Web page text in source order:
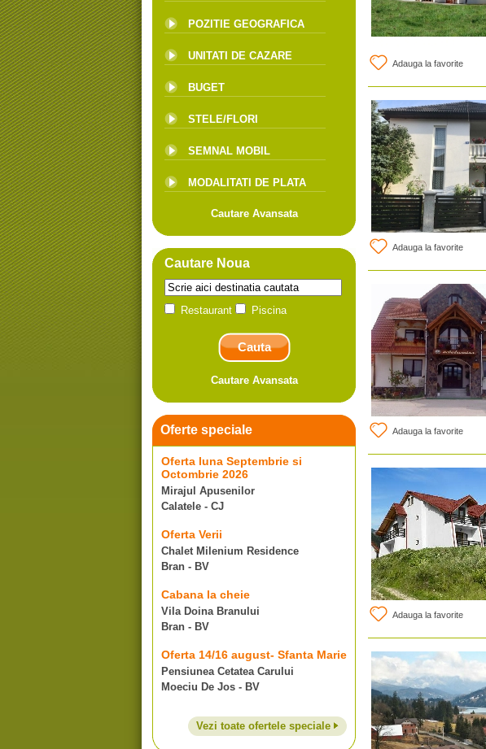
POZITIE GEOGRAFICA
UNITATI DE CAZARE
BUGET
STELE/FLORI
SEMNAL MOBIL
MODALITATI DE PLATA
Cautare Avansata
Cautare Noua
Restaurant Piscina
Cautare Avansata
Oferte speciale
Oferta luna Septembrie si
Octombrie 2026
Mirajul Apusenilor
Calatele - CJ
Oferta Verii
Chalet Milenium Residence
Bran - BV
Cabana la cheie
Vila Doina Branului
Bran - BV
Oferta 14/16 august- Sfanta Marie
Pensiunea Cetatea Carului
Moeciu De Jos - BV
Vezi toate ofertele speciale
Adauga la favorite
Adauga la favorite
Adauga la favorite
Adauga la favorite